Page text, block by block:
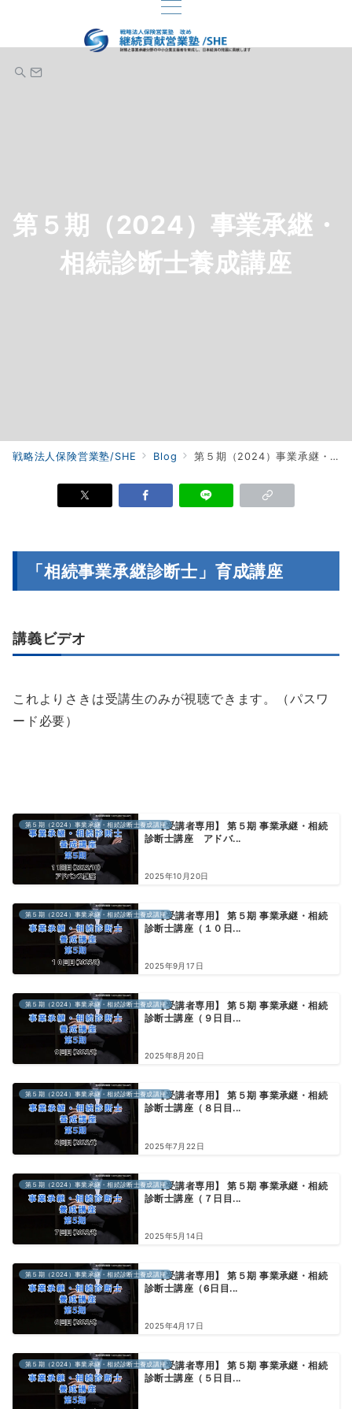
第５期（2024）事業承継・
相続診断士養成講座
戦略法人保険営業塾/SHE Blog 第５期（2024）事業承継・相続診断士養成講座
「相続事業承継診断士」育成講座
講義ビデオ
これよりさきは受講生のみが視聴できます。（パスワ
ード必要）
第５期（2024）事業承継・相続診断士養成講座【受講者専用】 第５期 事業承継・相続
診断士講座 アドバ...
2025年10月20日
第５期（2024）事業承継・相続診断士養成講座【受講者専用】 第５期 事業承継・相続
診断士講座（１０日...
2025年9月17日
第５期（2024）事業承継・相続診断士養成講座【受講者専用】 第５期 事業承継・相続
診断士講座（９日目...
2025年8月20日
第５期（2024）事業承継・相続診断士養成講座【受講者専用】 第５期 事業承継・相続
診断士講座（８日目...
2025年7月22日
第５期（2024）事業承継・相続診断士養成講座【受講者専用】 第５期 事業承継・相続
診断士講座（７日目...
2025年5月14日
第５期（2024）事業承継・相続診断士養成講座【受講者専用】 第５期 事業承継・相続
診断士講座（6日目...
2025年4月17日
第５期（2024）事業承継・相続診断士養成講座【受講者専用】 第５期 事業承継・相続
診断士講座（５日目...